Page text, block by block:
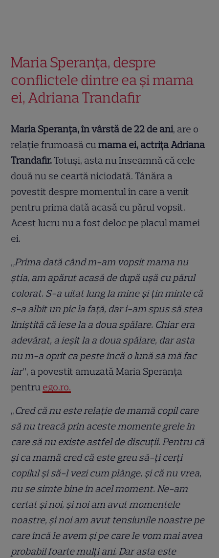
Maria Speranța, despre
conflictele dintre ea și mama
ei, Adriana Trandafir
Maria Speranța, în vârstă de 22 de ani, are o
relație frumoasă cumama ei, actrița Adriana
Trandafir. Totuși, asta nu înseamnă că cele
două nu se ceartă niciodată. Tânăra a
povestit despre momentul în care a venit
pentru prima dată acasă cu părul vopsit.
Acest lucru nu a fost deloc pe placul mamei
ei.
„Prima dată când m-am vopsit mama nu
știa, am apărut acasă de după ușă cu părul
colorat. S-a uitat lung la mine și țin minte că
s-a albit un pic la față, dar i-am spus să stea
liniștită că iese la a doua spălare. Chiar era
adevărat, a ieșit la a doua spălare, dar asta
nu m-a oprit ca peste încă o lună să mă fac
iar”, a povestit amuzată Maria Speranța
pentru ego.ro.
„Cred că nu este relație de mamă copil care
să nu treacă prin aceste momente grele în
care să nu existe astfel de discuții. Pentru că
și ca mamă cred că este greu să-ți cerți
copilul și să-l vezi cum plânge, și că nu vrea,
nu se simte bine în acel moment. Ne-am
certat și noi, și noi am avut momentele
noastre, și noi am avut tensiunile noastre pe
care încă le avem și pe care le vom mai avea
probabil foarte mulți ani. Dar asta este